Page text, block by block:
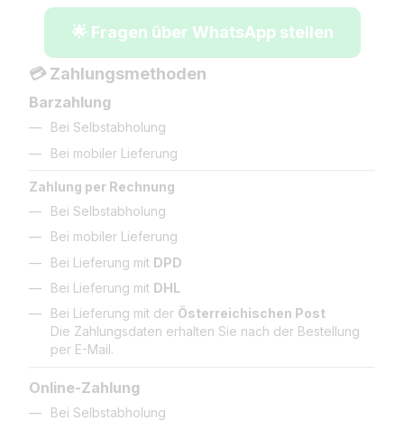
🌟 Fragen über WhatsApp stellen
💳 Zahlungsmethoden
Barzahlung
Bei Selbstabholung
Bei mobiler Lieferung
Zahlung per Rechnung
Bei Selbstabholung
Bei mobiler Lieferung
Bei Lieferung mit DPD
Bei Lieferung mit DHL
Bei Lieferung mit der Österreichischen Post
Die Zahlungsdaten erhalten Sie nach der Bestellung
per E-Mail.
Online-Zahlung
Bei Selbstabholung